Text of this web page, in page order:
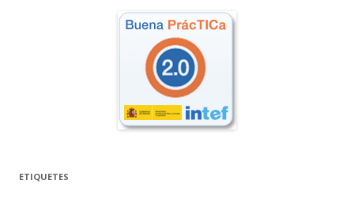
ETIQUETES